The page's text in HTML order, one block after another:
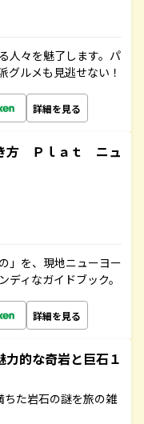
人々を魅了します。パ
グルメも見逃せない！
詳細を見る
方 Ｐｌａｔ ニュ
」を、現地ニューヨー
ィなガイドブック。
詳細を見る
的な奇岩と巨石１
た岩石の謎を旅の雑